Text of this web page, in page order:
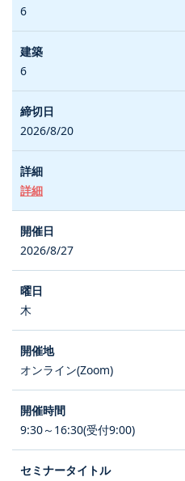
6
6
2026/8/20
詳細
2026/8/27
木
オンライン(Zoom)
9:30～16:30(受付9:00)